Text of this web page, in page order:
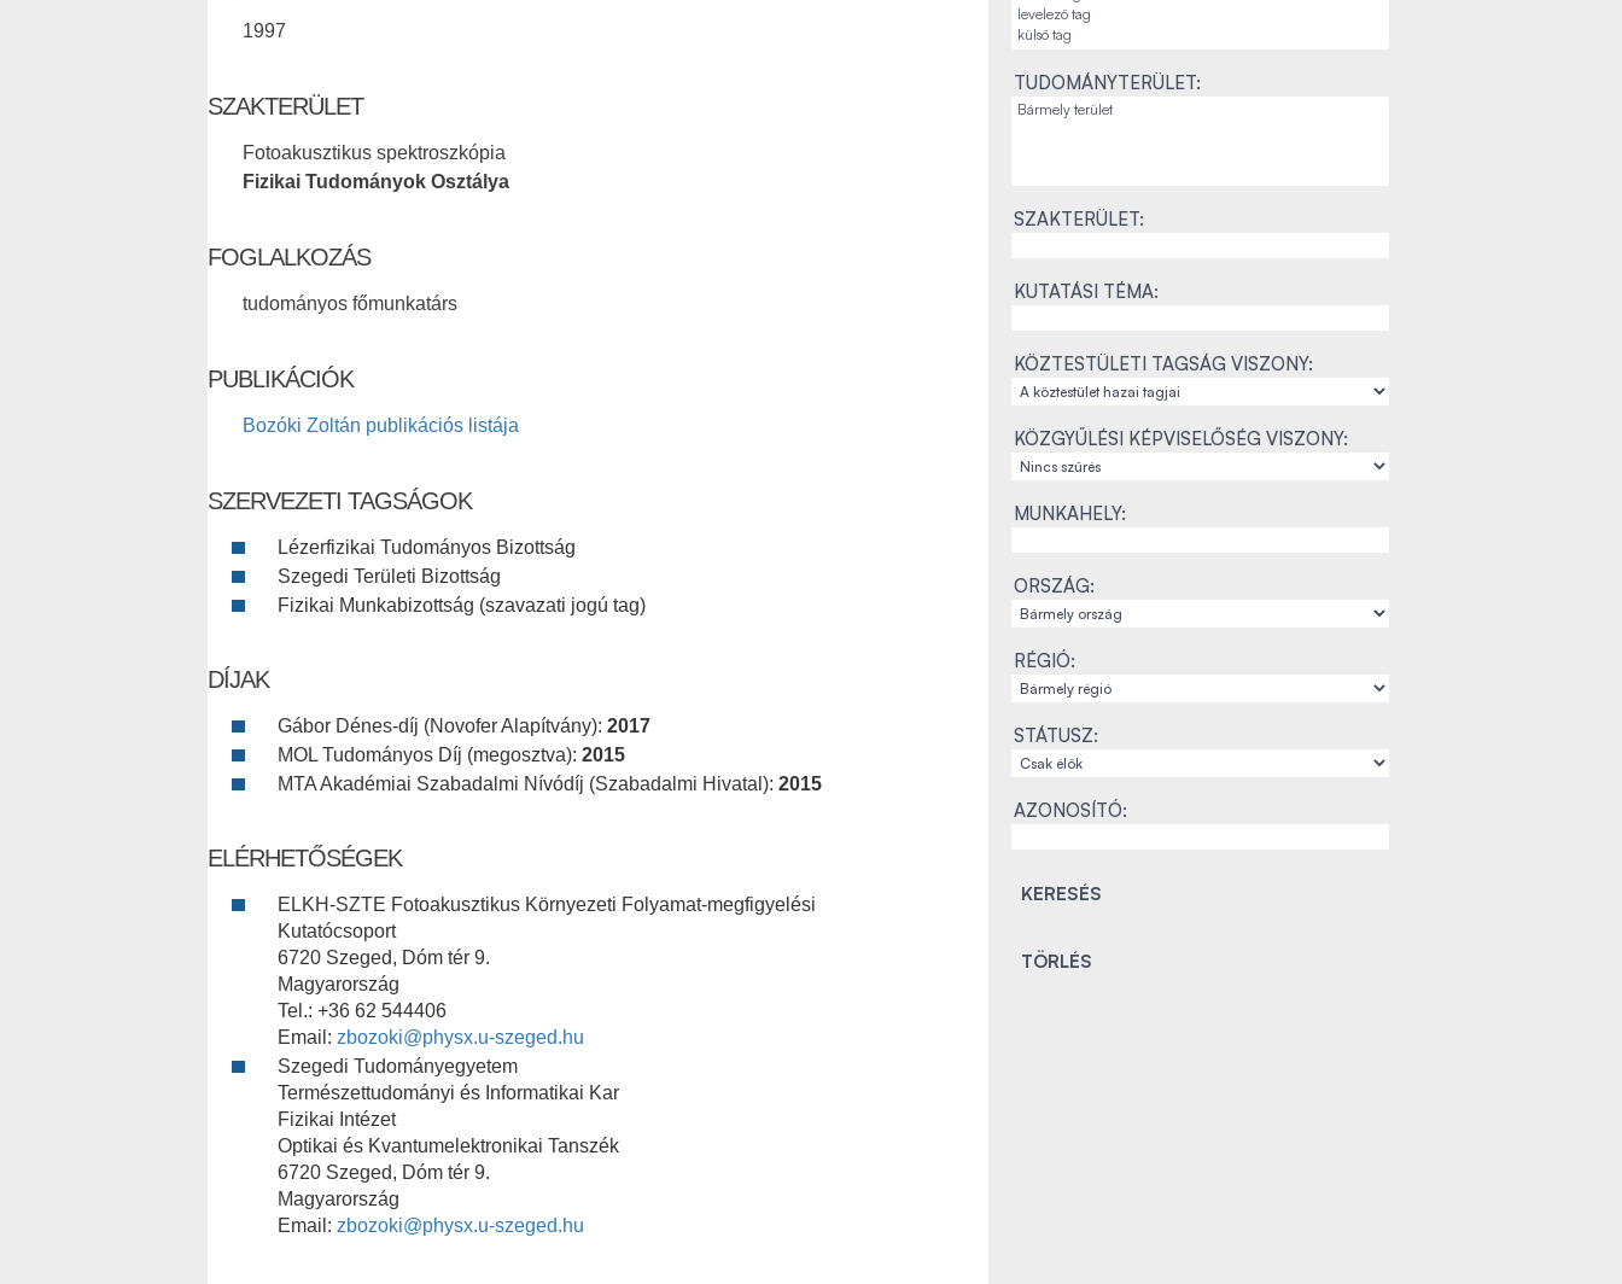
1997
SZAKTERÜLET
Fotoakusztikus spektroszkópia
Fizikai Tudományok Osztálya
FOGLALKOZÁS
tudományos főmunkatárs
PUBLIKÁCIÓK
Bozóki Zoltán publikációs listája
SZERVEZETI TAGSÁGOK
Lézerfizikai Tudományos Bizottság
Szegedi Területi Bizottság
Fizikai Munkabizottság (szavazati jogú tag)
DÍJAK
Gábor Dénes-díj (Novofer Alapítvány): 2017
MOL Tudományos Díj (megosztva): 2015
MTA Akadémiai Szabadalmi Nívódíj (Szabadalmi Hivatal): 2015
ELÉRHETŐSÉGEK
ELKH-SZTE Fotoakusztikus Környezeti Folyamat-megfigyelési
Kutatócsoport
6720 Szeged, Dóm tér 9.
Magyarország
Tel.: +36 62 544406
Email: zbozoki@physx.u-szeged.hu
Szegedi Tudományegyetem
Természettudományi és Informatikai Kar
Fizikai Intézet
Optikai és Kvantumelektronikai Tanszék
6720 Szeged, Dóm tér 9.
Magyarország
Email: zbozoki@physx.u-szeged.hu
TUDOMÁNYTERÜLET:
SZAKTERÜLET:
KUTATÁSI TÉMA:
KÖZTESTÜLETI TAGSÁG VISZONY:
KÖZGYŰLÉSI KÉPVISELŐSÉG VISZONY:
MUNKAHELY:
ORSZÁG:
RÉGIÓ:
STÁTUSZ:
AZONOSÍTÓ: